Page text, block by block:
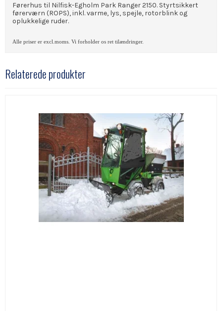
Førerhus til Nilfisk-Egholm Park Ranger 2150. Styrtsikkert
førerværn (ROPS), inkl. varme, lys, spejle, rotorblink og
oplukkelige ruder.
Alle priser er excl.moms. Vi forholder os ret tilændringer.
Relaterede produkter